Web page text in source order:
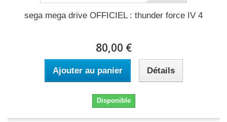
sega mega drive OFFICIEL : thunder force IV 4
80,00 €
Ajouter au panier Détails
Disponible